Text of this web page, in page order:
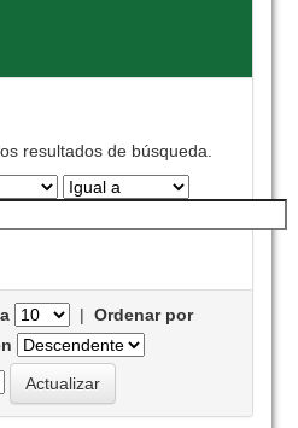
resultados de búsqueda.
|Ordenar por